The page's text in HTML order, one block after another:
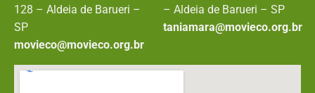
128 – Aldeia de Barueri –
SP
movieco@movieco.org.br
– Aldeia de Barueri – SP
taniamara@movieco.org.br